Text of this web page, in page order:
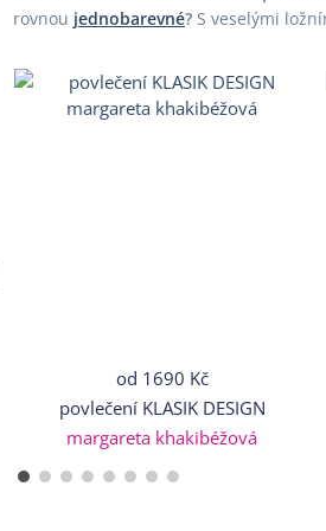
rovnou jednobarevné? S veselými
od 1690 Kč
povlečení KLASIK DESIGN
margareta khakibéžová